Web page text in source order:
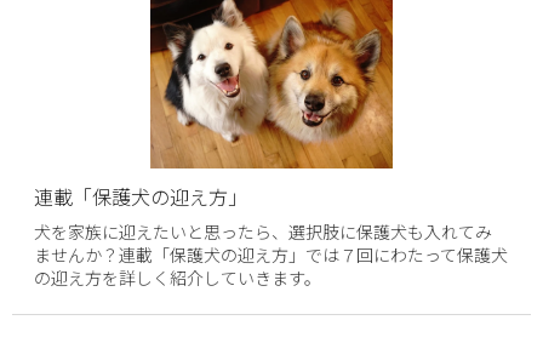
連載「保護犬の迎え方」
犬を家族に迎えたいと思ったら、選択肢に保護犬も入れてみ
ませんか？連載「保護犬の迎え方」では７回にわたって保護犬
の迎え方を詳しく紹介していきます。